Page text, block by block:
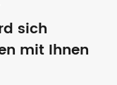
sich
mit Ihnen